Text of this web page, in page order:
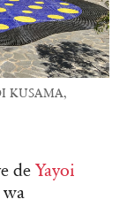
KUSAMA,
de Yayoi
wa